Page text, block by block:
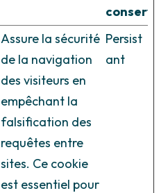
Assure la sécurité
de la navigation
des visiteurs en
empêchant la
falsification des
requêtes entre
sites. Ce cookie
est essentiel pour
Persist
ant